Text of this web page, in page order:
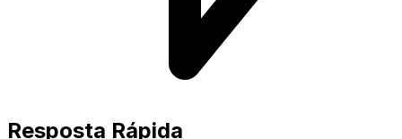
Resposta Rápida